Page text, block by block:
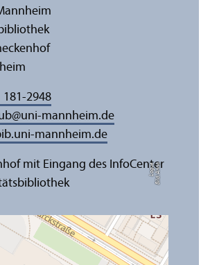
Bil
d:
A
n
n
a
L
o
g
u
e
181-2948
@uni-mannheim.de
mannheim.de